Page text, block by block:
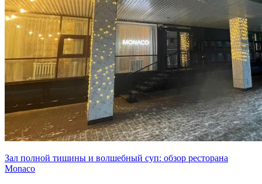
Зал полной тишины и волшебный суп: обзор ресторана
Monaco